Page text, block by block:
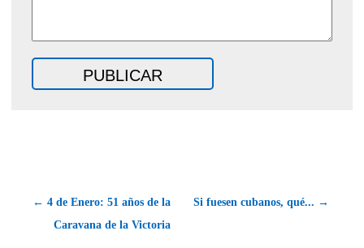
← 4 de Enero: 51 años de la
Caravana de la Victoria
Si fuesen cubanos, qué... →